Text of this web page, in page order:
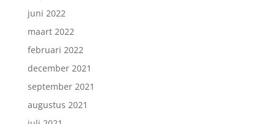
juni 2022
maart 2022
februari 2022
december 2021
september 2021
augustus 2021